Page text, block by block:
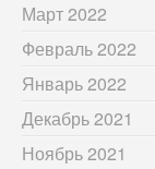
Март 2022
Февраль 2022
Январь 2022
Декабрь 2021
Ноябрь 2021